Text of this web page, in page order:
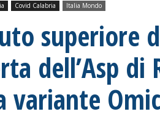
Covid Calabria Italia Mondo
superiore
dell’Asp di
variante